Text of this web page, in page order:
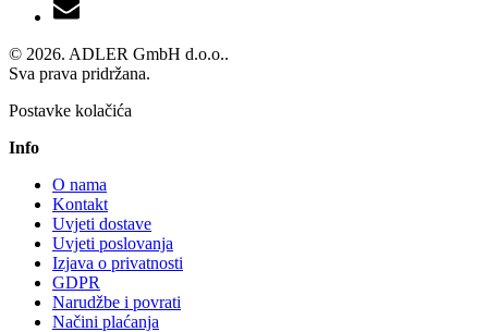
© 2026. ADLER GmbH d.o.o..
Sva prava pridržana.
Postavke kolačića
Info
O nama
Kontakt
Uvjeti dostave
Uvjeti poslovanja
Izjava o privatnosti
GDPR
Narudžbe i povrati
Načini plaćanja